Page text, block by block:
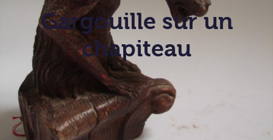
Gargouille sur un
chapiteau